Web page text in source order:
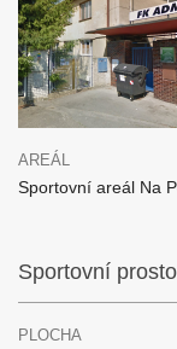
AREÁL
Sportovní areál Na
Sportovní
PLOCHA